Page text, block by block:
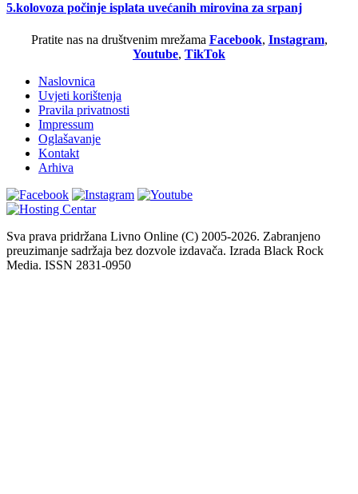
5.kolovoza počinje isplata uvećanih mirovina za srpanj
Pratite nas na društvenim mrežama Facebook, Instagram,
Youtube, TikTok
Naslovnica
Uvjeti korištenja
Pravila privatnosti
Impressum
Oglašavanje
Kontakt
Arhiva
Sva prava pridržana Livno Online (C) 2005-2026. Zabranjeno
preuzimanje sadržaja bez dozvole izdavača. Izrada Black Rock
Media. ISSN 2831-0950